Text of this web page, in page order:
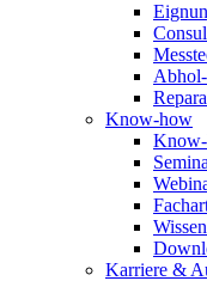
Know-how
Karriere &